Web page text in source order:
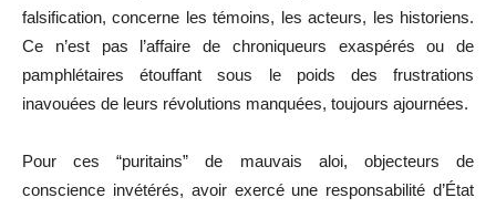
falsification, concerne les témoins, les acteurs, les historiens.
Ce n’est pas l’affaire de chroniqueurs exaspérés ou de
pamphlétaires étouffant sous le poids des frustrations
inavouées de leurs révolutions manquées, toujours ajournées.
Pour ces “puritains” de mauvais aloi, objecteurs de
conscience invétérés, avoir exercé une responsabilité d’État